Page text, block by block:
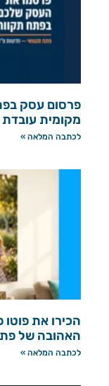
פרסום עסק
מקומית
לכתבה המלאה »
הכירו את
האהובה של
לכתבה המלאה »